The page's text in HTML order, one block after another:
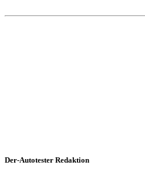
Der-Autotester Redaktion